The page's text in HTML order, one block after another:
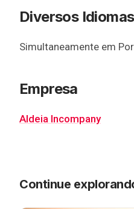
Diversos Idiomas
Simultaneamente em
Empresa
Aldeia Incompany
Continue